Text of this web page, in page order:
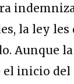
la ley les
Aunque
inicio